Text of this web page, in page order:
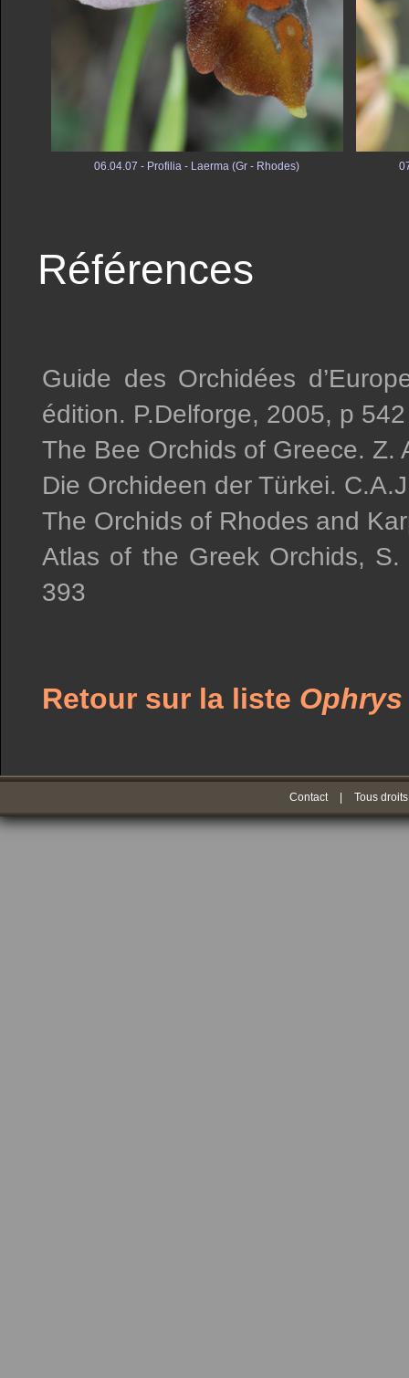
06.04.07 - Profilia - Laerma (Gr - Rhodes)
Références
Guide des Orchidées
édition. P.Delforge, 2005, p 542
The Bee Orchids of Greece.
Die Orchideen der Türkei.
The Orchids of Rhodes and
Atlas of the Greek Orchids,
393
Retour sur la liste Ophrys
Contact Tous